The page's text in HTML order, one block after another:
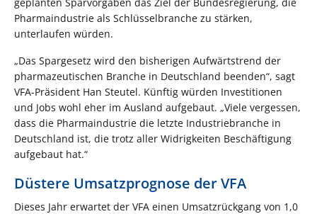
Pharmaindustrie als Schlüsselbranche zu stärken,
unterlaufen würden.
„Das Spargesetz wird den bisherigen Aufwärtstrend der
pharmazeutischen Branche in Deutschland beenden“, sagt
VFA-Präsident Han Steutel. Künftig würden Investitionen
und Jobs wohl eher im Ausland aufgebaut. „Viele vergessen,
dass die Pharmaindustrie die letzte Industriebranche in
Deutschland ist, die trotz aller Widrigkeiten Beschäftigung
aufgebaut hat.“
Düstere Umsatzprognose der VFA
Dieses Jahr erwartet der VFA einen Umsatzrückgang von 1,0